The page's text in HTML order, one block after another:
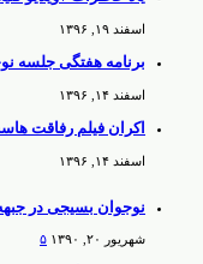
اسفند ۱۹, ۱۳۹۶
برنامه هفتگی جلسه
اسفند ۱۴, ۱۳۹۶
اکران فیلم رفاقت
اسفند ۱۴, ۱۳۹۶
نوجوان بسیجی در
شهریور ۲۰, ۱۳۹۰ ۵